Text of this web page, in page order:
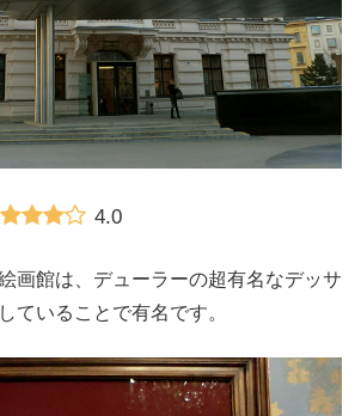
4.0
画館は、デューラーの超有名なデッサ
ていることで有名です。